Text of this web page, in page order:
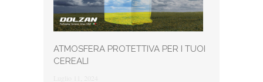
ATMOSFERA PROTETTIVA PER I TUOI
CEREALI